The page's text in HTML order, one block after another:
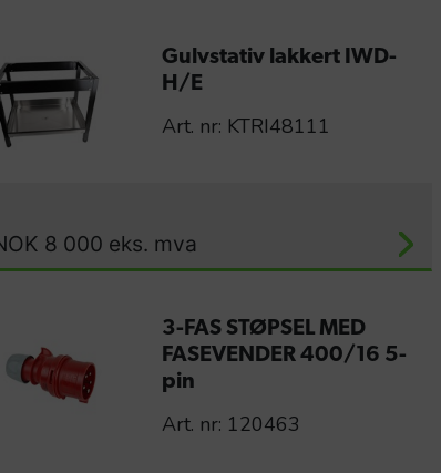
Gulvstativ lakkert IWD-
H/E
Art. nr: KTRI48111
8 000 eks. mva
3-FAS STØPSEL MED
FASEVENDER 400/16 5-
pin
Art. nr: 120463